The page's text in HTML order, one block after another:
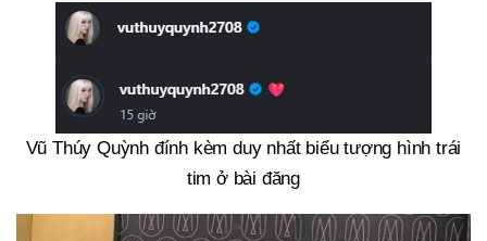
Vũ Thúy Quỳnh đính kèm duy nhất biểu tượng hình trái
tim ở bài đăng